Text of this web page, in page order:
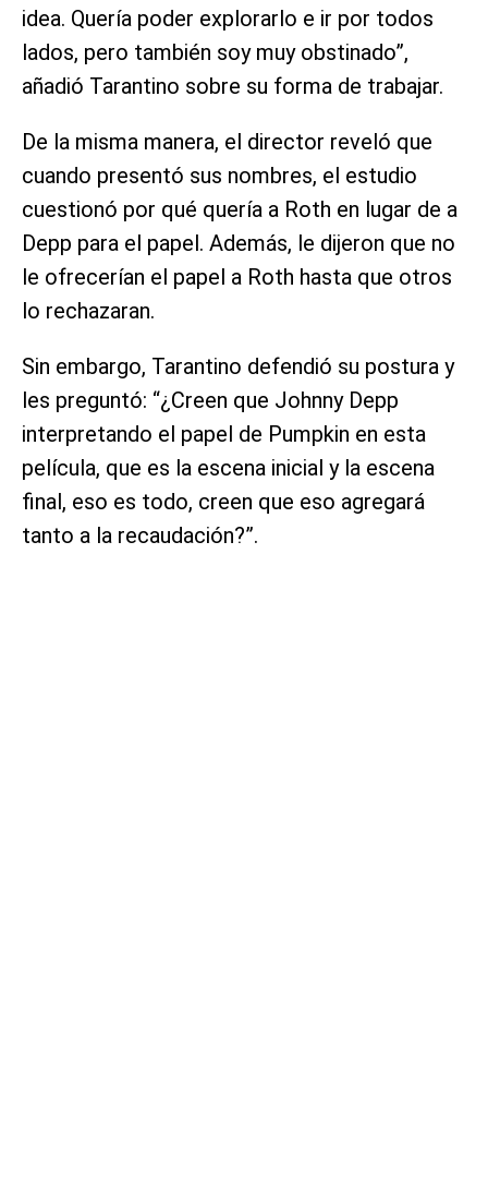
idea. Quería poder explorarlo e ir por todos
lados, pero también soy muy obstinado”,
añadió Tarantino sobre su forma de trabajar.
De la misma manera, el director reveló que
cuando presentó sus nombres, el estudio
cuestionó por qué quería a Roth en lugar de a
Depp para el papel. Además, le dijeron que no
le ofrecerían el papel a Roth hasta que otros
lo rechazaran.
Sin embargo, Tarantino defendió su postura y
les preguntó: “¿Creen que Johnny Depp
interpretando el papel de Pumpkin en esta
película, que es la escena inicial y la escena
final, eso es todo, creen que eso agregará
tanto a la recaudación?”.